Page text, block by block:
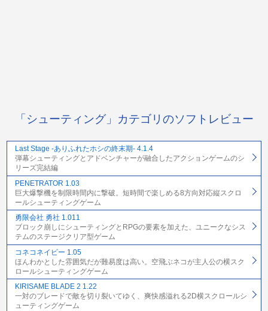
「シューティング」カテゴリのソフトレビュー
Last Stage -ありふれたホシの終末期- 4.1.4
弾幕シューティングとアドベンチャーが融合したアクションゲームのシ
リーズ完結編
PENETRATOR 1.03
巨大爆撃機を制限時間内に撃破。短時間で楽しめる8方向対応縦スクロ
ールシューティングゲーム
勇限会社 勇社 1.011
ブロック崩しにシューティングとRPGの要素を加えた、ユニークなシス
テムのステージクリア型ゲーム
コネコネイビー 1.05
ほんわかとした雰囲気だが難易度は高い。空飛ぶネコが主人公の横スク
ロールシューティングゲーム
KIRISAME BLADE 2 1.22
一対のブレードで敵を切り裂いてゆく、爽快感溢れる2D横スクロールシ
ューティングゲーム